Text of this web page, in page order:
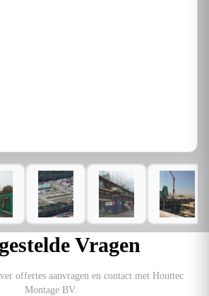
Vragen
offertes aanvragen en contact met Houttec
Montage BV.